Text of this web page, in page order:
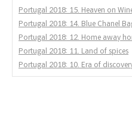
Portugal 2018: 15. Heaven on
Portugal 2018: 14. Blue Chanel
Portugal 2018: 12. Home away
Portugal 2018: 11. Land of spices
Portugal 2018: 10. Era of